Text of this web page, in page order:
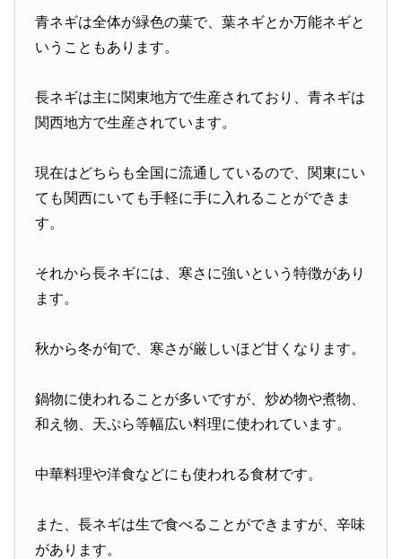
青ネギは全体が緑色の葉で、葉ネギとか万能ネギと
いうこともあります。
長ネギは主に関東地方で生産されており、青ネギは
関西地方で生産されています。
現在はどちらも全国に流通しているので、関東にい
ても関西にいても手軽に手に入れることができま
す。
それから長ネギには、寒さに強いという特徴があり
ます。
秋から冬が旬で、寒さが厳しいほど甘くなります。
鍋物に使われることが多いですが、炒め物や煮物、
和え物、天ぷら等幅広い料理に使われています。
中華料理や洋食などにも使われる食材です。
また、長ネギは生で食べることができますが、辛味
があります。